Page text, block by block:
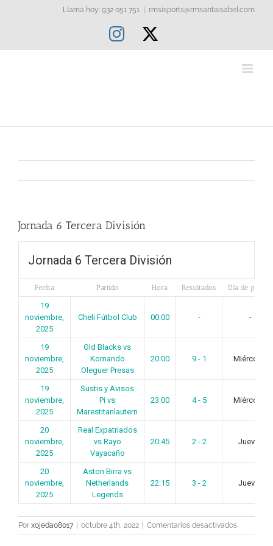
Llama hoy: 932 051 751 rmsisports@rmsantaisabel.com
Instagram
Jornada 6 Tercera División
Jornada 6 Tercera División
Fecha Partido Hora Resultados Día de partido
19
noviembre,
2025
Cheli Fútbol Club 00:00 - -
19
noviembre,
2025
Old Blacks vs
Komando
Oleguer Presas
20:00 9 - 1 Miércoles
19
noviembre,
2025
Sustis y Avisos
Pi vs
Marestitanlautern
23:00 4 - 5 Miércoles
20
noviembre,
2025
Real Expatriados
vs Rayo
Vayacaño
20:45 2 - 2 Jueves
20
noviembre,
2025
Aston Birra vs
Netherlands
Legends
22:15 3 - 2 Jueves
Por xojeda08017 octubre 4th, 2022 Comentarios desactivadosen
Jornada